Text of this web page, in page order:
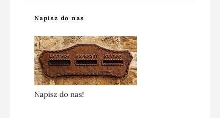
Napisz do nas
Napisz do nas!